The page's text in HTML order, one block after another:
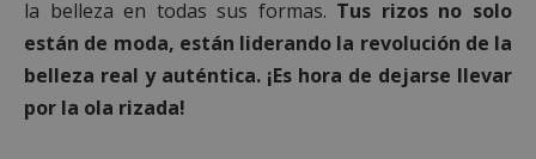
la belleza en todas sus formas. Tus rizos no solo
están de moda, están liderando la revolución de la
belleza real y auténtica. ¡Es hora de dejarse llevar
por la ola rizada!